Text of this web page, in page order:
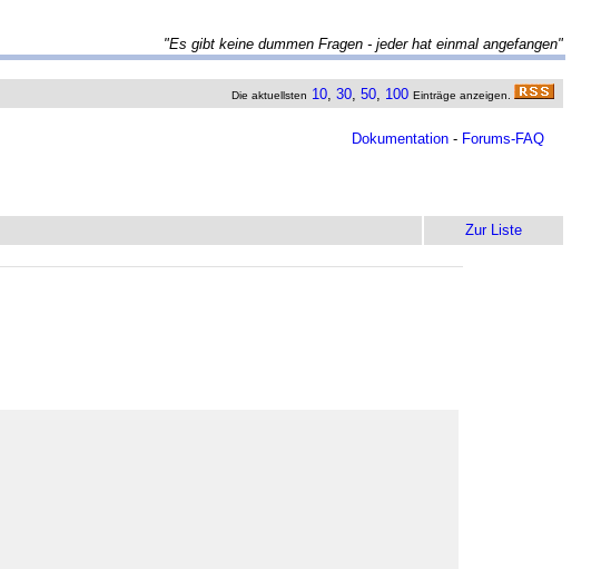
"Es gibt keine dummen Fragen - jeder hat einmal angefangen"
Die aktuellsten 10, 30, 50, 100 Einträge anzeigen.
Dokumentation - Forums-FAQ
Zur Liste